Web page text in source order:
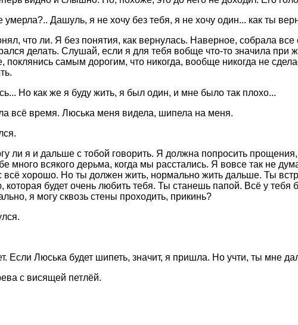
Дашуль, я не хочу без тебя, я не хочу один... как ты
что ли. Я без понятия, как вернулась. Наверное, собрала все
делать. Слушай, если я для тебя вобще что-то значила при
поклянись самым дорогим, что никогда, вообще никогда не
Но как же я буду жить, я был один, и мне было так плохо...
всё время. Люська меня видела, шипела на меня.
ли я и дальше с тобой говорить. Я должна попросить
много всякого дерьма, когда мы расстались. Я вовсе так не
всё хорошо. Но ты должен жить, нормально жить дальше. Ты
будет очень любить тебя. Ты станешь папой. Всё у тебя
я могу сквозь стены проходить, прикинь?
Если Люська будет шипеть, значит, я пришла. Но учти, ты мне
с висящей петлёй.